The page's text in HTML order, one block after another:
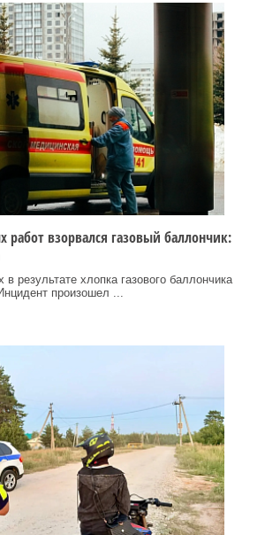
работ взорвался газовый баллончик:
результате хлопка газового баллончика
произошел ...